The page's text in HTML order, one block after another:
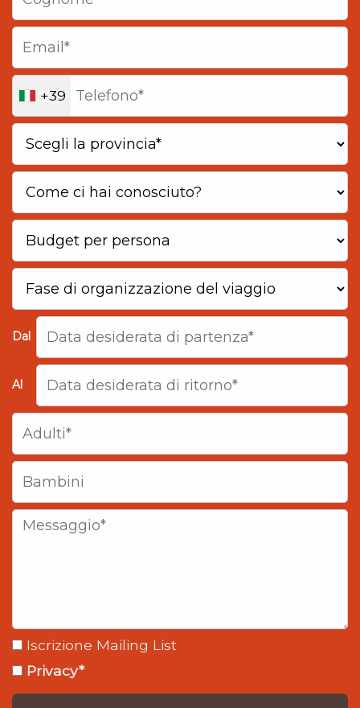
+39
Dal
Al
Iscrizione Mailing List
Privacy*